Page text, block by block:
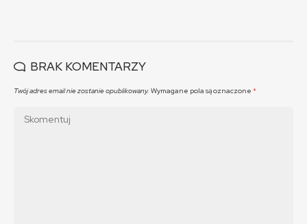
BRAK KOMENTARZY
Twój adres email nie zostanie opublikowany. Wymagane pola są oznaczone *